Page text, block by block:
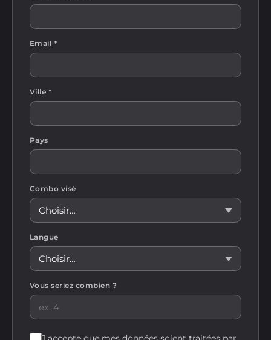
Email *
Ville *
Pays
Combo visé
Langue
Vous seriez combien ?